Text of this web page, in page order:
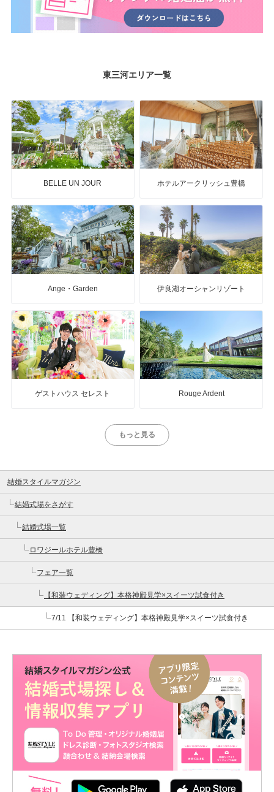
東三河エリア一覧
BELLE UN JOUR ホテルアークリッシュ豊橋
Ange・Garden 伊良湖オーシャンリゾート
ゲストハウス セレスト Rouge Ardent
もっと見る
結婚スタイルマガジン
結婚式場をさがす
結婚式場一覧
ロワジールホテル豊橋
フェア一覧
【和装ウェディング】本格神殿見学×スイーツ試食付き
7/11 【和装ウェディング】本格神殿見学×スイーツ試食付き